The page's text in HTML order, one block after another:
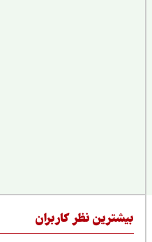
نظر کاربران